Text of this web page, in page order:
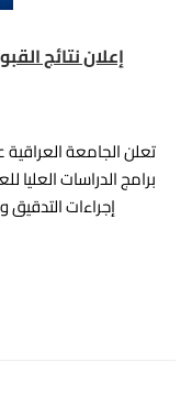
إعلان نتائج
تعلن الجامعة
إجراءات